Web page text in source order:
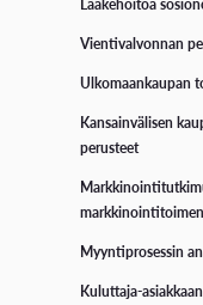
Lääkehoitoa
Vientivalvonnan
Ulkomaankaupan
Kansainvälisen
perusteet
Myyntiprosessin
Kuluttaja-